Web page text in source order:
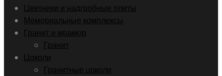
Цветники и надгробные плиты
Мемориальные комплексы
Гранит и мрамор
Гранит
Цоколи
Гранитные цоколи